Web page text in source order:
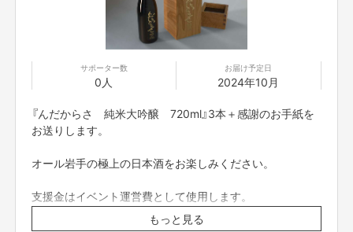
一口飲んだ瞬間、フルーティーで上品な香りがパーンと弾けたような感覚が
まさに洗練された味わいがありました。
その後、「南部杜氏」という耳慣れないワードに辿り着き、気になって調べ
てみたら岩手の日本酒における輝かしい歴史の存在を知り「またやられた」
と呆れました。
サポーター数
0人
お届け予定日
2024年10月
『んだからさ 純米大吟醸 720ml』3本＋感謝のお手紙を
お送りします。
オール岩手の極上の日本酒をお楽しみください。
支援金はイベント運営費として使用します。
もっと見る